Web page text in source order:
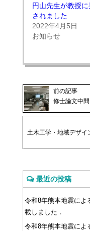
ウ
で
開
き
ま
す)
い
(新
い
ウ
開
す)
円山先生が教授に
されました
2022年4月5日
お知らせ
前の記事
修士論文中
土木工学・地域デザイ
最近の投稿
令和8年熊本地震によ
載しました．
令和8年熊本地震によ